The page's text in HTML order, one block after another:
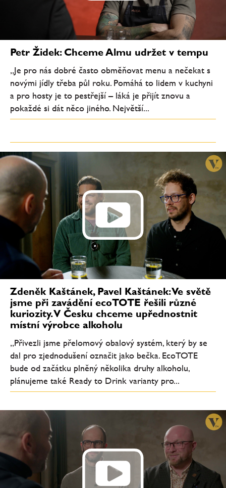
Petr Židek: Chceme Almu udržet v tempu
„Je pro nás dobré často obměňovat menu a nečekat s
novými jídly třeba půl roku. Pomáhá to lidem v kuchyni
a pro hosty je to pestřejší – láká je přijít znovu a
pokaždé si dát něco jiného. Největší...
Zdeněk Kaštánek, Pavel Kaštánek: Ve světě
jsme při zavádění ecoTOTE řešili různé
kuriozity. V Česku chceme upřednostnit
místní výrobce alkoholu
„Přivezli jsme přelomový obalový systém, který by se
dal pro zjednodušení označit jako bečka. EcoTOTE
bude od začátku plněný několika druhy alkoholu,
plánujeme také Ready to Drink varianty pro...